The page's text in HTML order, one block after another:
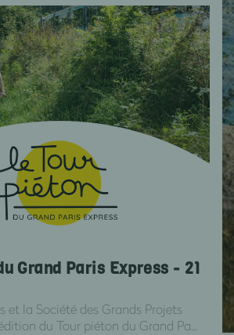
Grand Paris Express - 21
et la Société des Grands Projets
du Tour piéton du Grand Pa...